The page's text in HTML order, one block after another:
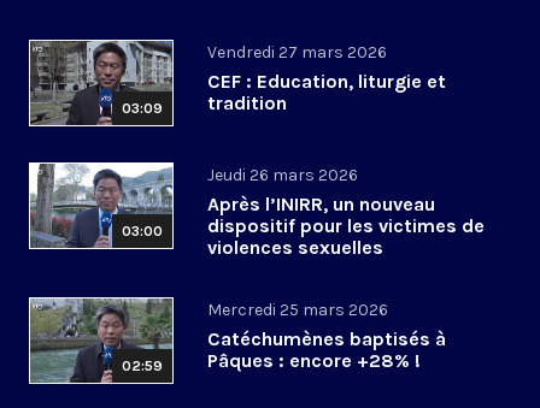
03:09
Vendredi 27 mars 2026
CEF : Education, liturgie et
tradition
03:00
Jeudi 26 mars 2026
Après l’INIRR, un nouveau
dispositif pour les victimes de
violences sexuelles
02:59
Mercredi 25 mars 2026
Catéchumènes baptisés à
Pâques : encore +28% !